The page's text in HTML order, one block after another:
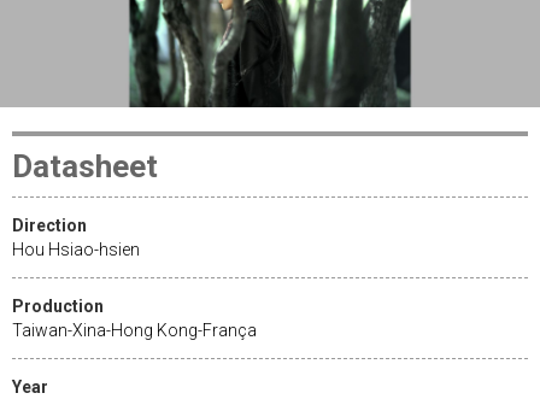
Datasheet
Direction
Hou Hsiao-hsien
Production
Taiwan-Xina-Hong Kong-França
Year